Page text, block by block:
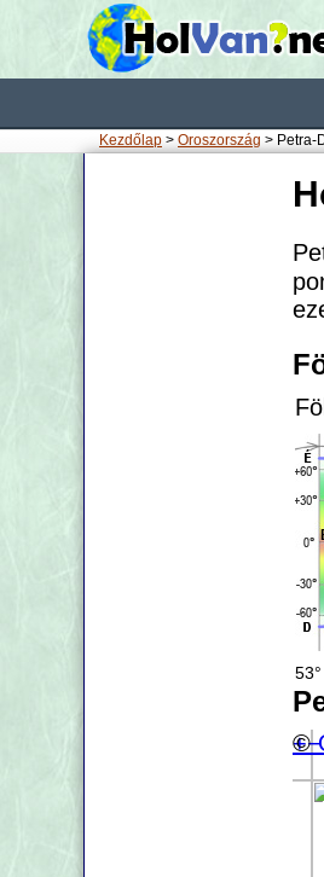
Kezdőlap > Oroszország > Petra-
+−
©